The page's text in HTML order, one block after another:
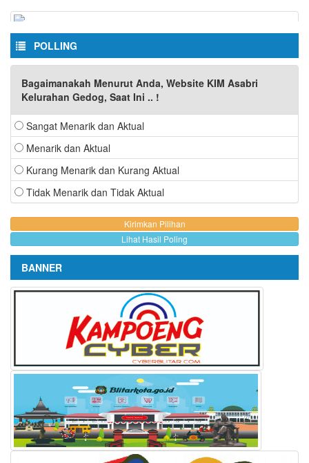
POLLING
Bagaimanakah Menurut Anda, Website KIM Asabri
Kelurahan Gedog, Saat Ini .. !
Sangat Menarik dan Aktual
Menarik dan Aktual
Kurang Menarik dan Kurang Aktual
Tidak Menarik dan Tidak Aktual
Lihat Hasil Poling
BANNER